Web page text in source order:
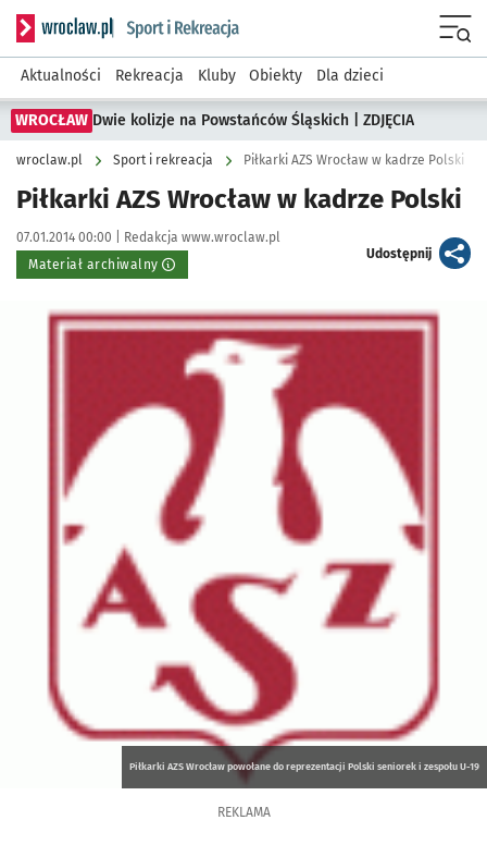
Serwis informacyjny wroclaw.pl podserwis: Sport i rekreacja
Aktualności Rekreacja Kluby Obiekty Dla dzieci
WROCŁAW Dwie kolizje na Powstańców Śląskich | ZDJĘCIA
wroclaw.pl Sport i rekreacja Piłkarki AZS Wrocław w kadrze Polski
Piłkarki AZS Wrocław w kadrze Polski
Data publikacji:
07.01.2014 00:00 | Autor:
Redakcja www.wroclaw.pl
Materiał archiwalny
Udostępnijartykuł
Kliknij, aby powiększyć
Piłkarki AZS Wrocław powołane do reprezentacji Polski seniorek i zespołu U-19
REKLAMA